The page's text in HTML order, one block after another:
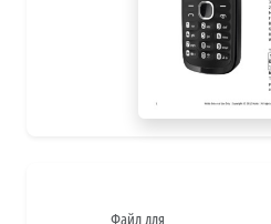
Файл для